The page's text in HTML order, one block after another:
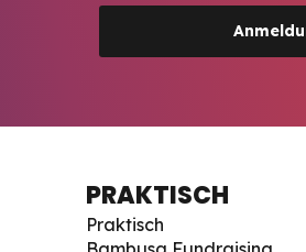
PRAKTISCH
Praktisch